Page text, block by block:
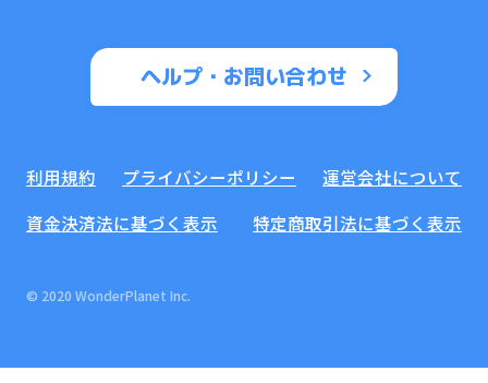
ヘルプ・お問い合わせ
利用規約 プライバシーポリシー
運営会社について
資金決済法に基づく表示
特定商取引法に基づく表示
© 2020 WonderPlanet Inc.